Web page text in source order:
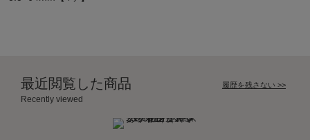
最近閲覧した商品
Recently viewed
履歴を残さない >>